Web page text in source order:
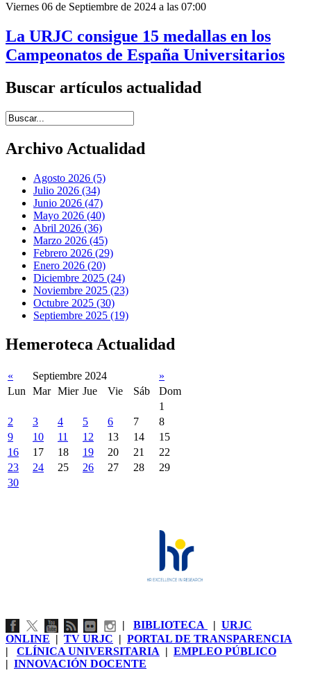
Viernes 06 de Septiembre de 2024 a las 07:00
La URJC consigue 15 medallas en los
Campeonatos de España Universitarios
Buscar artículos actualidad
Introduce términos de búsqueda
Archivo Actualidad
Agosto 2026 (5)
Julio 2026 (34)
Junio 2026 (47)
Mayo 2026 (40)
Abril 2026 (36)
Marzo 2026 (45)
Febrero 2026 (29)
Enero 2026 (20)
Diciembre 2025 (24)
Noviembre 2025 (23)
Octubre 2025 (30)
Septiembre 2025 (19)
Hemeroteca Actualidad
« Septiembre 2024
»
Lun
Mar Mier Jue Vie Sáb
Dom
1
2
3 4 5 6 7
8
9
10 11 12 13 14
15
16
17 18 19 20 21
22
23
24 25 26 27 28
29
30
| BIBLIOTECA | URJC
ONLINE | TV URJC | PORTAL DE TRANSPARENCIA
| CLÍNICA UNIVERSITARIA | EMPLEO PÚBLICO
| INNOVACIÓN DOCENTE